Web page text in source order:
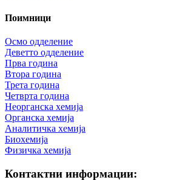
Поимници
Осмо одделение
Деветто одделение
Прва година
Втора година
Трета година
Четврта година
Неорганска хемија
Органска хемија
Аналитичка хемија
Биохемија
Физичка хемија
Контактни информации: